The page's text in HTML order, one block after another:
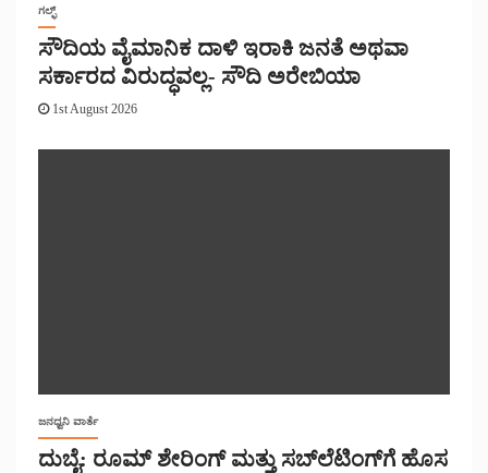
ಗಲ್ಫ್
ಸೌದಿಯ ವೈಮಾನಿಕ ದಾಳಿ ಇರಾಕಿ ಜನತೆ ಅಥವಾ
ಸರ್ಕಾರದ ವಿರುದ್ಧವಲ್ಲ- ಸೌದಿ ಅರೇಬಿಯಾ
1st August 2026
ಜನಧ್ವನಿ ವಾರ್ತೆ
ದುಬೈ: ರೂಮ್ ಶೇರಿಂಗ್ ಮತ್ತು ಸಬ್‌ಲೆಟಿಂಗ್‌ಗೆ ಹೊಸ